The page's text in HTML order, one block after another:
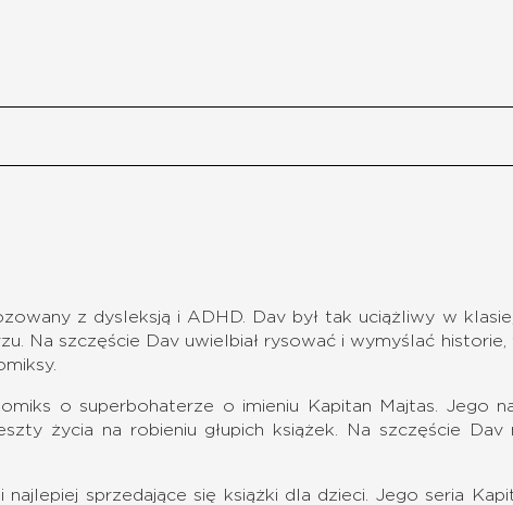
z dysleksją i ADHD. Dav był tak uciążliwy w
Na szczęście Dav uwielbiał rysować i wymyślać historie,
o superbohaterze o imieniu Kapitan Majtas. Jego
życia na robieniu głupich książek. Na szczęście
sprzedające się książki dla dzieci. Jego seria